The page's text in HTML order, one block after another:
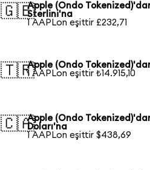
🇬🇧Apple (Ondo
Sterlini'na
1 AAPLon eşittir £232,71
🇹🇷Apple (Ondo
1 AAPLon eşittir ₺14.915,10
🇨🇦Apple (Ondo
Doları'na
1 AAPLon eşittir $438,69